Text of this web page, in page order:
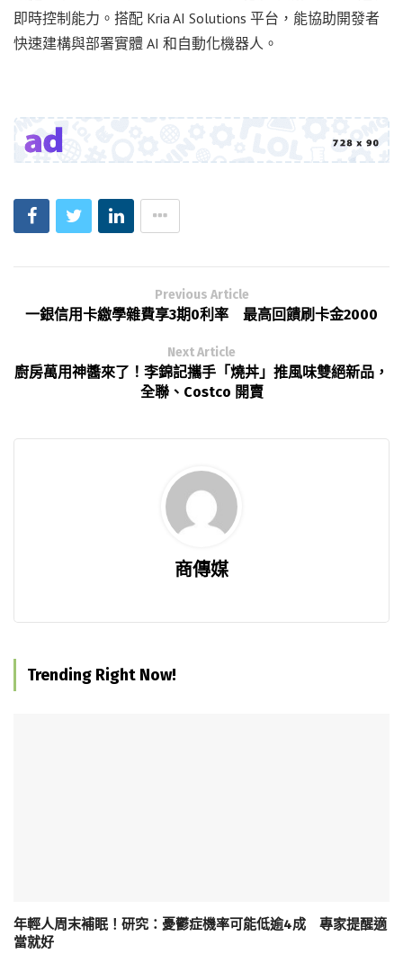
即時控制能力。搭配 Kria AI Solutions 平台，能協助開發者
快速建構與部署實體 AI 和自動化機器人。
Previous Article
一銀信用卡繳學雜費享3期0利率 最高回饋刷卡金2000
Next Article
廚房萬用神醬來了！李錦記攜手「燒丼」推風味雙絕新品，
全聯、Costco 開賣
商傳媒
Trending Right Now!
年輕人周末補眠！研究：憂鬱症機率可能低逾4成 專家提醒適
當就好